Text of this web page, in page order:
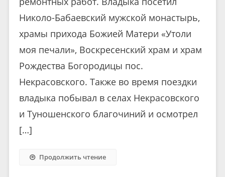
Николо-Бабаевский мужской монастырь,
храмы прихода Божией Матери «Утоли
моя печали», Воскресенский храм и храм
Рождества Богородицы пос.
Некрасовского. Также во время поездки
владыка побывал в селах Некрасовского
и Туношенского благочиний и осмотрел
[…]
Продолжить чтение